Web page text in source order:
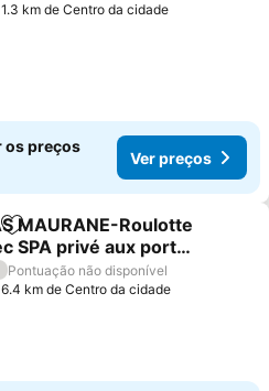
km de Centro da cidade
os preços
Ver preços
Adicionar aos favoritos
MAURANE-Roulotte
SPA privé aux portes
Pontuação não disponível
km de Centro da cidade